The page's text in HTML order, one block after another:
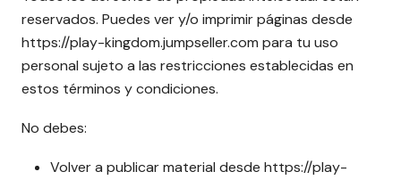
reservados. Puedes ver y/o imprimir páginas desde
https://play-kingdom.jumpseller.com para tu uso
personal sujeto a las restricciones establecidas en
estos términos y condiciones.
No debes:
Volver a publicar material desde https://play-